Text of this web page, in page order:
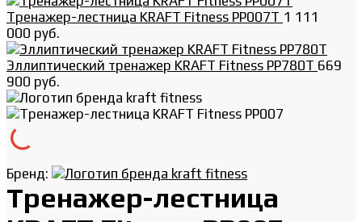
Тренажер-лестница KRAFT Fitness PP007T 1 111
000 руб.
Эллиптический тренажер KRAFT Fitness PP780T 669
900 руб.
Бренд:
Тренажер-лестница